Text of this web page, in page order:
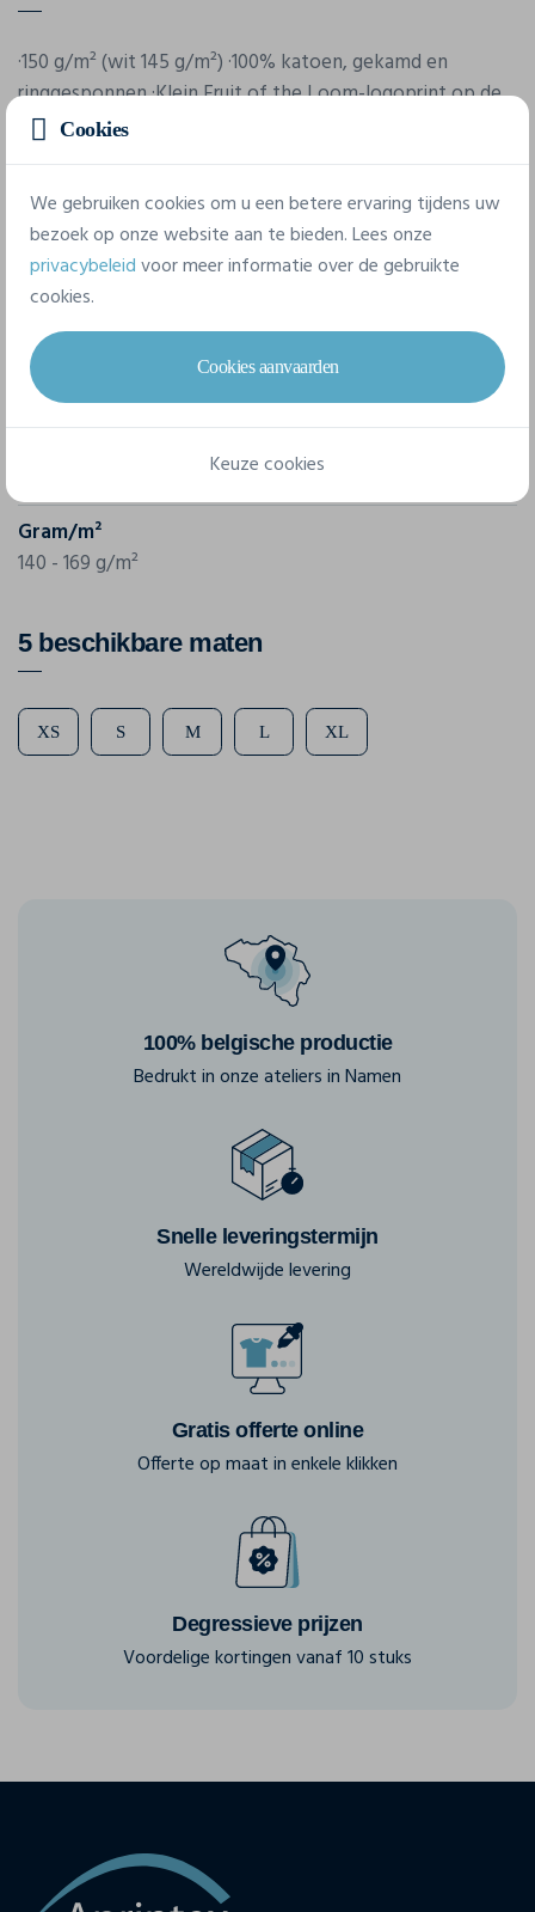
·150 g/m² (wit 145 g/m²) ·100% katoen, gekamd en
ringgesponnen ·Klein Fruit of the Loom-logoprint op de
borst ·Voelt zacht aan ·Ronde hals met ribkraag ·Nekband
·Afscheurbaar etiket ·Ingezette mouwen ·Zijnaden
Eigenschappen
Merk
Fol
Gram/m²
140 - 169 g/m²
5 beschikbare maten
XS S M L XL
100% belgische productie
Bedrukt in onze ateliers in Namen
Snelle leveringstermijn
Wereldwijde levering
Gratis offerte online
Offerte op maat in enkele klikken
Degressieve prijzen
Voordelige kortingen vanaf 10 stuks
Cookies
We gebruiken cookies om u een betere ervaring tijdens uw
bezoek op onze website aan te bieden. Lees onze
privacybeleidvoor meer informatie over de gebruikte
cookies.
Cookies aanvaarden
Keuze cookies